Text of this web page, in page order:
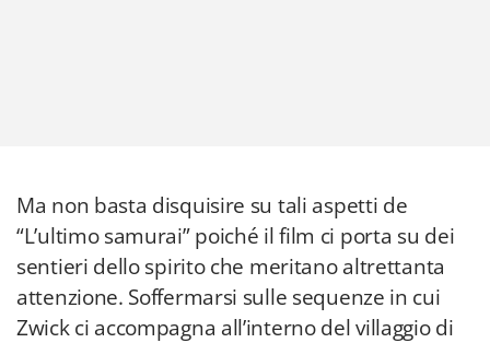
Ma non basta disquisire su tali aspetti de
“L’ultimo samurai” poiché il film ci porta su dei
sentieri dello spirito che meritano altrettanta
attenzione. Soffermarsi sulle sequenze in cui
Zwick ci accompagna all’interno del villaggio di